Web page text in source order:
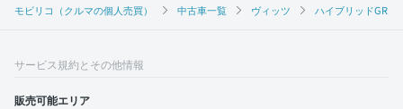
モビリコ（クルマの個人売買） 中古車一覧 ヴィッツ ハイブリッドGRス
サービス規約とその他情報
販売可能エリア